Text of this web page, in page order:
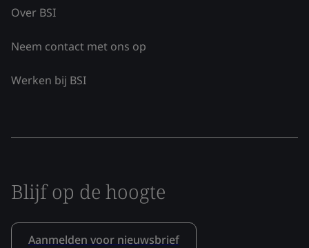
Over BSI
Neem contact met ons op
Werken bij BSI
Blijf op de hoogte
Aanmelden voor nieuwsbrief